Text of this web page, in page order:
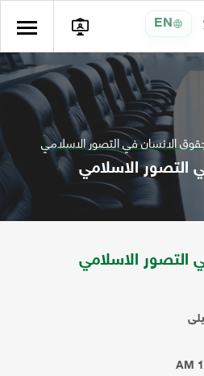
EN
الانسان في التصور الاسلامي
التصور الاسلامي
التصور الاسلامي